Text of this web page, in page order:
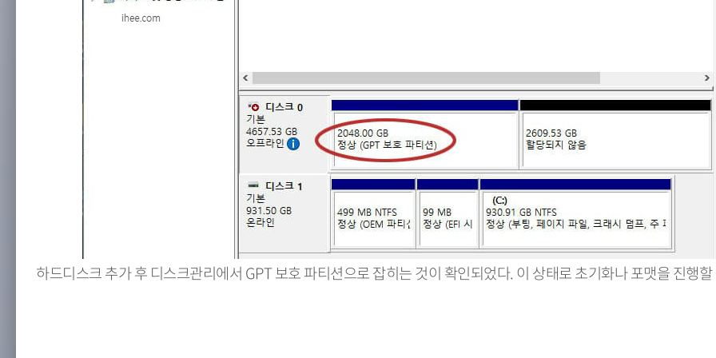
하드디스크 추가 후 디스크관리에서 GPT 보호 파티션으로 잡히는 것이 확인되었다. 이 상태로 초기화나 포맷을 진행